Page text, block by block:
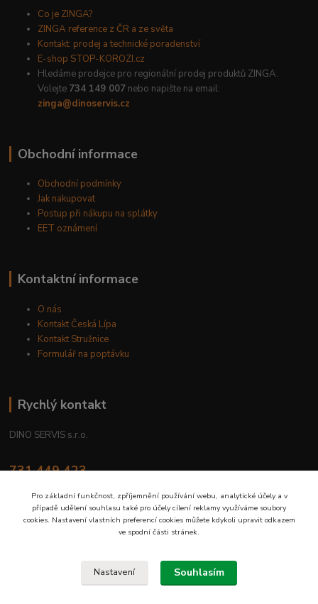
Co je ZINGA?
ZINGA reference z ČR a ze světa
Kontakt: prodej a technické poradenství
E-shop STOP-KOROZI.cz
Hledáme prodejce pro regionální prodej produktů ZINGA.
Volejte 734 149 007 nebo napište na email:
zinga@dinoservis.cz
Obchodní informace
Obchodní podmínky
Jak nakupovat
Postup při nákupu na splátky
EET oznámení
Kontaktní informace
O nás
Kontakt Česká Lípa
Kontakt Stružnice
Formulář na poptávku
Rychlý kontakt
DINO SERVIS s.r.o.
731 449 423
prodejna@dinoservis.cz
Pro základní funkčnost, zpříjemnění používání webu, analytické účely a v
případě udělení souhlasu také pro účely cílení reklamy využíváme soubory
cookies. Nastavení vlastních preferencí cookies můžete kdykoli upravit odkazem
ve spodní části stránek.
Nastavení Souhlasím